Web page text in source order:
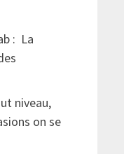
: La
niveau,
on se